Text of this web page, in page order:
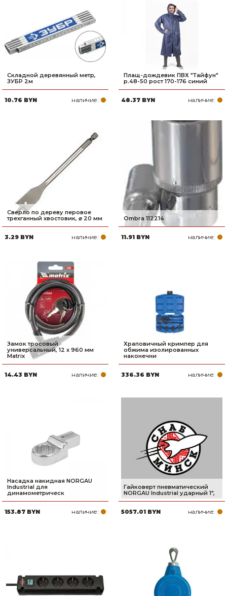
Складной деревянный метр,
ЗУБР 2м
10.76 BYN наличие:
Плащ-дождевик ПВХ "Тайфун"
р.48-50 рост 170-176 синий
48.37 BYN наличие:
Сверло по дереву перовое
трехганный хвостовик, ⌀ 20 мм
3.29 BYN наличие:
Ombra 112214
11.91 BYN наличие:
Замок тросовый
универсальный, 12 х 960 мм
Matrix
14.43 BYN наличие:
Храповичный кримпер для
обжима изолированных
наконечни
336.36 BYN наличие:
Насадка накидная NORGAU
Industrial для
динамометрическ
153.87 BYN наличие:
Гайковерт пневматический
NORGAU Industrial ударный 1",
5057.01 BYN наличие: